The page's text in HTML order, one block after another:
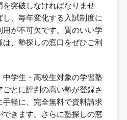
を突破しなければなりませ
、毎年変化する入試制度に
が不可欠です。質のいい学
、塾探しの窓口をぜひご利
学生・高校生対象の学習塾
とに評判の高い塾が登録さ
軽に、完全無料で資料請求
きます。さらに塾探しの窓